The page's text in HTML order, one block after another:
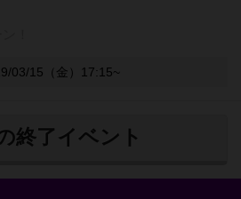
03/15（金）17:15~
終了イベント